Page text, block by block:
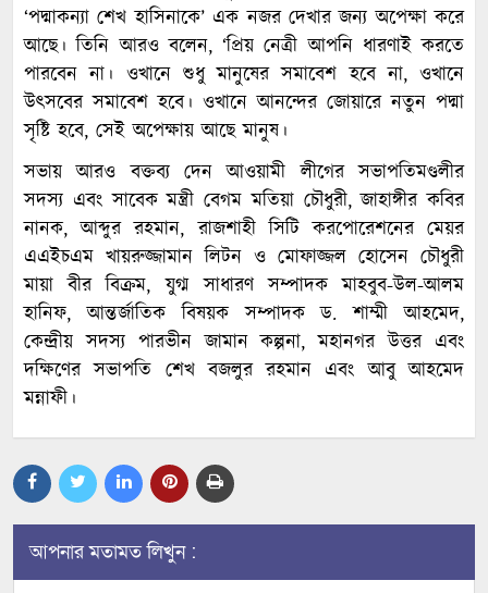
‘পদ্মাকন্যা শেখ হাসিনাকে’ এক নজর দেখার জন্য অপেক্ষা করে
আছে। তিনি আরও বলেন, ‘প্রিয় নেত্রী আপনি ধারণাই করতে
পারবেন না। ওখানে শুধু মানুষের সমাবেশ হবে না, ওখানে
উৎসবের সমাবেশ হবে। ওখানে আনন্দের জোয়ারে নতুন পদ্মা
সৃষ্টি হবে, সেই অপেক্ষায় আছে মানুষ।
সভায় আরও বক্তব্য দেন আওয়ামী লীগের সভাপতিমণ্ডলীর
সদস্য এবং সাবেক মন্ত্রী বেগম মতিয়া চৌধুরী, জাহাঙ্গীর কবির
নানক, আব্দুর রহমান, রাজশাহী সিটি করপোরেশনের মেয়র
এএইচএম খায়রুজ্জামান লিটন ও মোফাজ্জল হোসেন চৌধুরী
মায়া বীর বিক্রম, যুগ্ম সাধারণ সম্পাদক মাহবুব-উল-আলম
হানিফ, আন্তর্জাতিক বিষয়ক সম্পাদক ড. শাম্মী আহমেদ,
কেন্দ্রীয় সদস্য পারভীন জামান কল্পনা, মহানগর উত্তর এবং
দক্ষিণের সভাপতি শেখ বজলুর রহমান এবং আবু আহমেদ
মন্নাফী।
আপনার মতামত লিখুন :